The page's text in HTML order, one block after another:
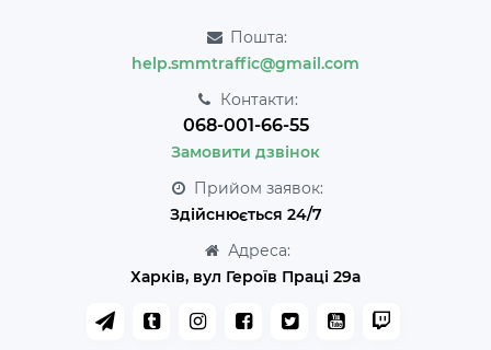
Пошта:
help.smmtraffic@gmail.com
Контакти:
068-001-66-55
Замовити дзвінок
Прийом заявок:
Здійснюється 24/7
Адреса:
Харків, вул Героїв Праці 29а